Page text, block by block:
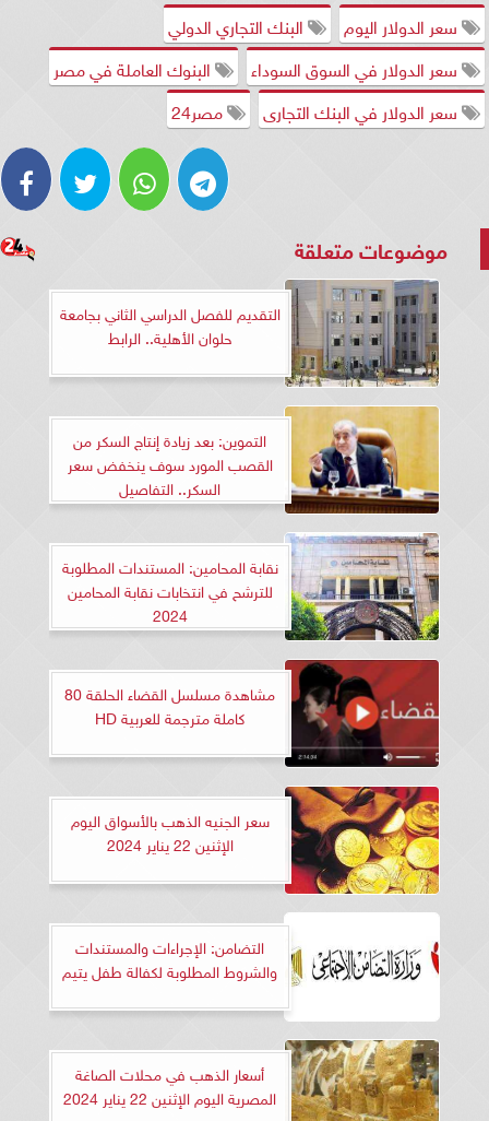
سعر الدولار اليوم
البنك التجاري الدولي
سعر الدولار في السوق السوداء
البنوك العاملة في مصر
سعر الدولار في البنك التجارى
مصر24
موضوعات متعلقة
التقديم للفصل الدراسي الثاني بجامعة
حلوان الأهلية.. الرابط
التموين: بعد زيادة إنتاج السكر من
القصب المورد سوف ينخفض سعر
السكر.. التفاصيل
نقابة المحامين: المستندات المطلوبة
للترشح في انتخابات نقابة المحامين
2024
مشاهدة مسلسل القضاء الحلقة 80
كاملة مترجمة للعربية HD
سعر الجنيه الذهب بالأسواق اليوم
الإثنين 22 يناير 2024
التضامن: الإجراءات والمستندات
والشروط المطلوبة لكفالة طفل يتيم
أسعار الذهب في محلات الصاغة
المصرية اليوم الإثنين 22 يناير 2024